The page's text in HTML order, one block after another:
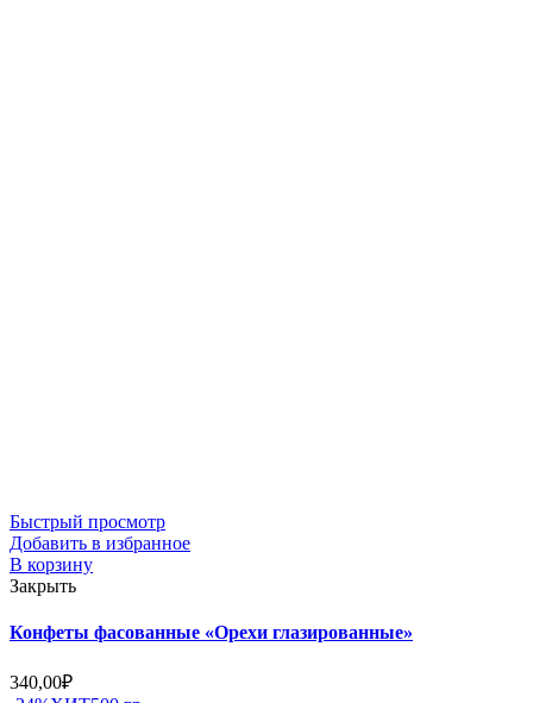
Быстрый просмотр
Добавить в избранное
В корзину
Закрыть
Конфеты фасованные «Орехи глазированные»
340,00₽